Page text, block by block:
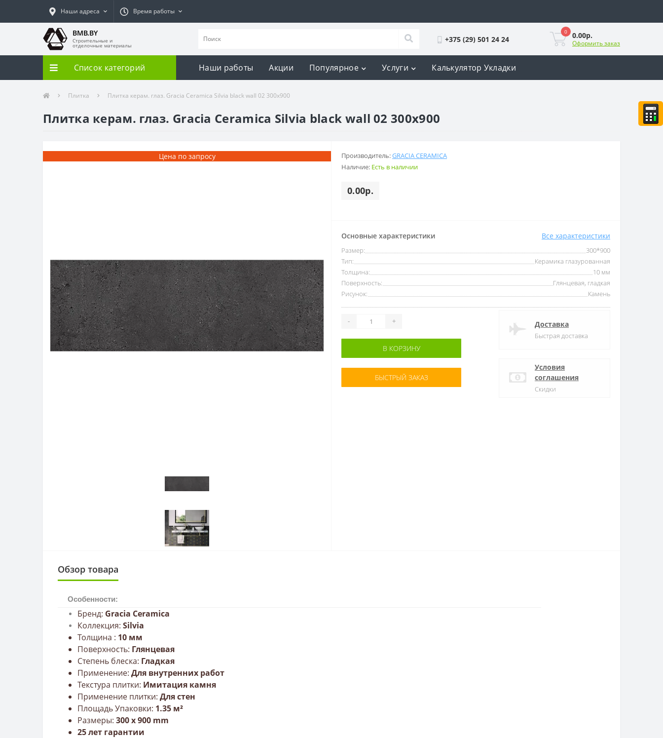
Наши адреса Время работы
BMB.BY
Строительные и
отделочные материалы
+375 (29) 501 24 24
0 0.00р.
Оформить заказ
Список категорий Наши работы Акции Популярное Услуги Калькулятор Укладки
Плитка Плитка керам. глаз. Gracia Сeramica Silvia black wall 02 300x900
Плитка керам. глаз. Gracia Сeramica Silvia black wall 02 300x900
Цена по запросу Производитель:GRACIA CERAMICA
Наличие: Есть в наличии
0.00р.
Основные характеристики Все характеристики
Размер:
300*900
Тип:
Керамика глазурованная
Толщина:
10 мм
Поверхность:
Глянцевая, гладкая
Рисунок:
Камень
- +
В КОРЗИНУ
БЫСТРЫЙ ЗАКАЗ
Доставка
Быстрая доставка
Условия
соглашения
Скидки
Обзор товара
Особенности:
Бренд: Gracia Сeramica
Коллекция: Silvia
Толщина : 10 мм
Поверхность: Глянцевая
Степень блеска: Гладкая
Применение: Для внутренних работ
Текстура плитки: Имитация камня
Применение плитки: Для стен
Площадь Упаковки: 1.35 м²
Размеры: 300x 900 mm
25 лет гарантии